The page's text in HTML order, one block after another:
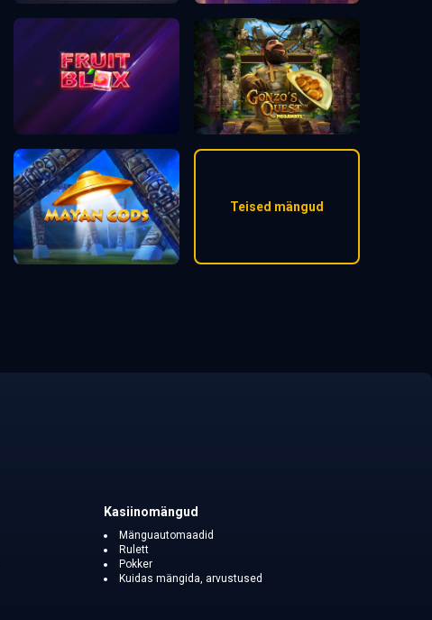
Teised mängud
Kasiinomängud
Mänguautomaadid
Rulett
Pokker
Kuidas mängida, arvustused